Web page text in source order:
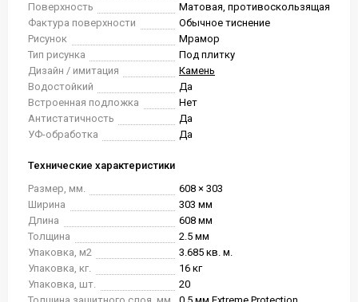
Поверхность
Матовая, противоскользящая
Фактура поверхности
Обычное тиснение
Рисунок
Мрамор
Тип рисунка
Под плитку
Дизайн / имитация
Камень
Водостойкий
Да
Встроенная подложка
Нет
Антистатичность
Да
УФ-обработка
Да
Технические характеристики
Размер, мм.
608 × 303
Ширина
303 мм
Длина
608 мм
Толщина
2.5 мм
Упаковка, м2
3.685 кв. м.
Упаковка, кг.
16 кг
Упаковка, шт.
20